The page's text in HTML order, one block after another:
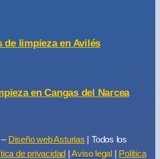
de limpieza en Avilés
en Cangas del Narcea
– Diseño web Asturias | Todos los
de privacidad |Aviso legal| Política